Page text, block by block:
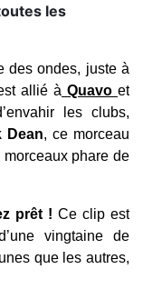
les
des ondes, juste à
allié à Quavo et
les clubs,
Dean, ce morceau
phare de
prêt ! Ce clip est
vingtaine de
que les autres,